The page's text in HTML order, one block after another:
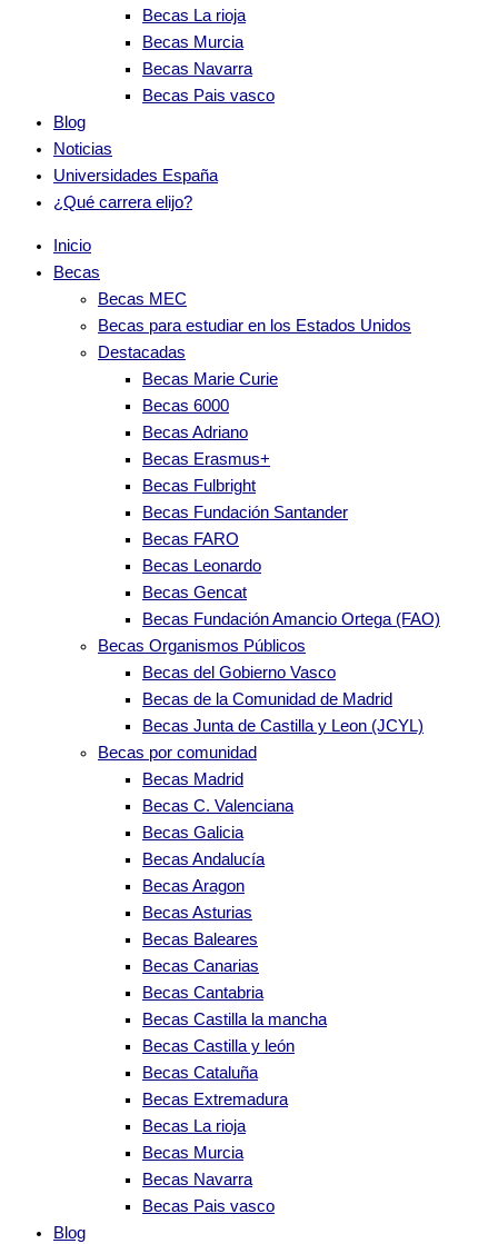
Becas La rioja
Becas Murcia
Becas Navarra
Becas Pais vasco
Blog
Noticias
Universidades España
¿Qué carrera elijo?
Inicio
Becas
Becas MEC
Becas para estudiar en los Estados Unidos
Destacadas
Becas Marie Curie
Becas 6000
Becas Adriano
Becas Erasmus+
Becas Fulbright
Becas Fundación Santander
Becas FARO
Becas Leonardo
Becas Gencat
Becas Fundación Amancio Ortega (FAO)
Becas Organismos Públicos
Becas del Gobierno Vasco
Becas de la Comunidad de Madrid
Becas Junta de Castilla y Leon (JCYL)
Becas por comunidad
Becas Madrid
Becas C. Valenciana
Becas Galicia
Becas Andalucía
Becas Aragon
Becas Asturias
Becas Baleares
Becas Canarias
Becas Cantabria
Becas Castilla la mancha
Becas Castilla y león
Becas Cataluña
Becas Extremadura
Becas La rioja
Becas Murcia
Becas Navarra
Becas Pais vasco
Blog